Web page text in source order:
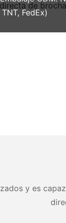
FedEx)
y es